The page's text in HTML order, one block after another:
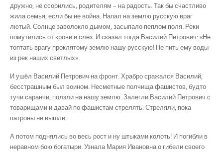
дружно, не ссорились, родителям – на радость. Так бы счастливо
жила семья, если бы не война. Напал на землю русскую враг
лютый. Солнце заволокло дымом, засыпало пеплом поля. Реки
помутились от крови и слёз. И сказал тогда Василий Петрович: «Не
топтать врагу проклятому землю нашу русскую! Не пить ему воды
из рек наших светлых».
И ушёл Василий Петрович на фронт. Храбро сражался Василий,
бесстрашным был воином. Несметные полчища фашистов, будто
тучи саранчи, ползли на нашу землю. Залегли Василий Петрович с
товарищами и давай по фашистам стрелять. Стреляли, пока
патроны не вышли.
А потом поднялись во весь рост и ну штыками колоть! И погибли в
неравном бою богатыри. Узнала Мария Ивановна о гибели своего